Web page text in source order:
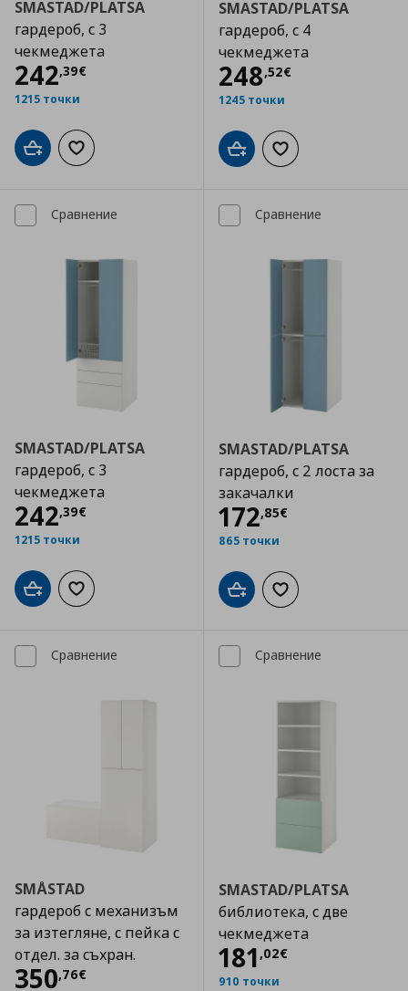
SMASTAD/PLATSA
гардероб, с 3
чекмеджета
242,39€
Цена
1215 точки
Добави в кошницата
Добави към списъка с любими
SMASTAD/PLATSA
гардероб, с 4
чекмеджета
248,52€
Цена
1245 точки
Добави в кошницата
Добави към
Сравнение
SMASTAD/PLATSA
гардероб, с 3
чекмеджета
242,39€
Цена
1215 точки
Добави в кошницата
Добави към списъка с любими
Сравнение
SMASTAD/PLATSA
гардероб, с 2 лоста за
закачалки
172,85€
Цена
865 точки
Добави в кошницата
Добави към
Сравнение
SMÅSTAD
гардероб с механизъм
за изтегляне, с пейка с
отдел. за съхран.
350,76€
Цена
Сравнение
SMASTAD/PLATSA
библиотека, с две
чекмеджета
181 ,02€
Цена
910 точки